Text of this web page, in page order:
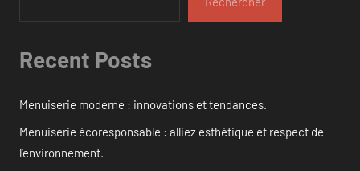
Recent Posts
Menuiserie moderne : innovations et tendances.
Menuiserie écoresponsable : alliez esthétique et respect de
l’environnement.